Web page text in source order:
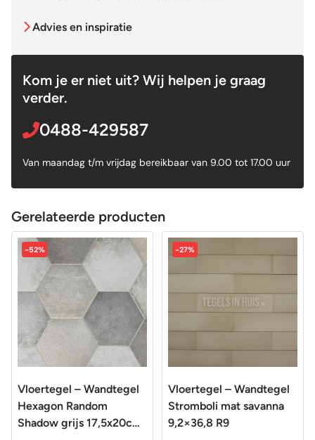
Advies en inspiratie
Kom je er niet uit? Wij helpen je graag
verder.
0488-429587
Van maandag t/m vrijdag bereikbaar van 9.00 tot 17.00 uur
Gerelateerde producten
-52%
Vloertegel – Wandtegel
Hexagon Random
Shadow grijs 17,5x20cm
-27%
Vloertegel – Wandtegel
Stromboli mat savanna
9,2×36,8 R9